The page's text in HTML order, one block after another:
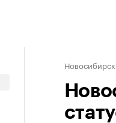
Новосибирск